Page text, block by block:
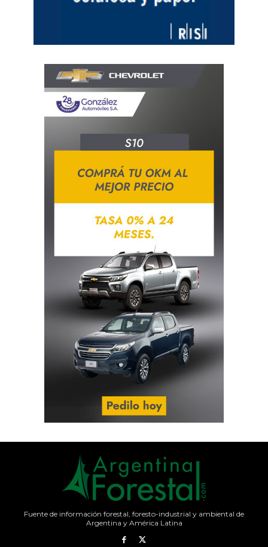
Fuente de información forestal, foresto-industrial y ambiental de
Argentina y América Latina